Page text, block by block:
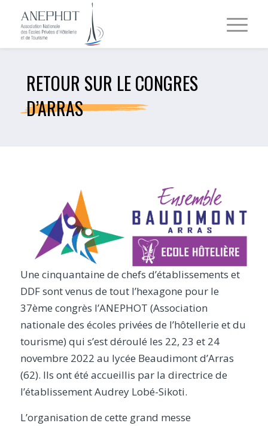
RETOUR SUR LE CONGRES
D’ARRAS
Une cinquantaine de chefs d’établissements et
DDF sont venus de tout l’hexagone pour le
37ème congrès l’ANEPHOT (Association
nationale des écoles privées de l’hôtellerie et du
tourisme) qui s’est déroulé les 22, 23 et 24
novembre 2022 au lycée Beaudimont d’Arras
(62). Ils ont été accueillis par la directrice de
l’établissement Audrey Lobé-Sikoti.
L’organisation de cette grand messe